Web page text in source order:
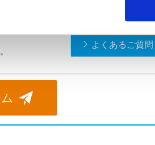
よくあるご質問